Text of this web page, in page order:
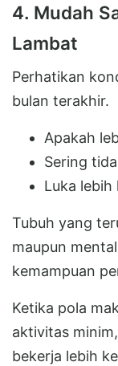
4. Mudah
Lambat
Perhatikan
bulan terakhir.
Apakah
Sering
Luka lebih
Tubuh yang
maupun
kemampuan
Ketika pola
aktivitas
bekerja lebih